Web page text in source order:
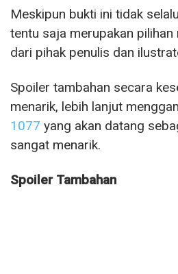
Meskipun bukti ini tidak
tentu saja merupakan
dari pihak penulis dan
Spoiler tambahan secara
menarik, lebih lanjut
1077 yang akan datang
sangat menarik.
Spoiler Tambahan